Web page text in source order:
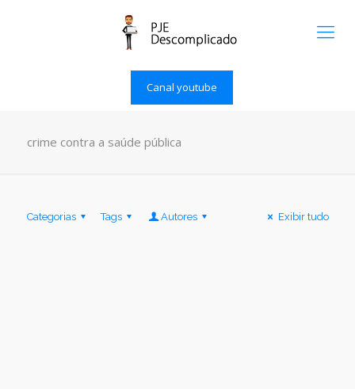
Canal youtube
crime contra a saúde pública
Categorias Tags Autores Exibir tudo